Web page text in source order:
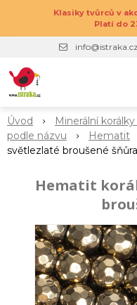
Klasiky tvůrců v
Platí do
info@istraka.cz
Úvod Minerální
podle názvu
Hematit
světlezlaté broušené šňůra
Hematit